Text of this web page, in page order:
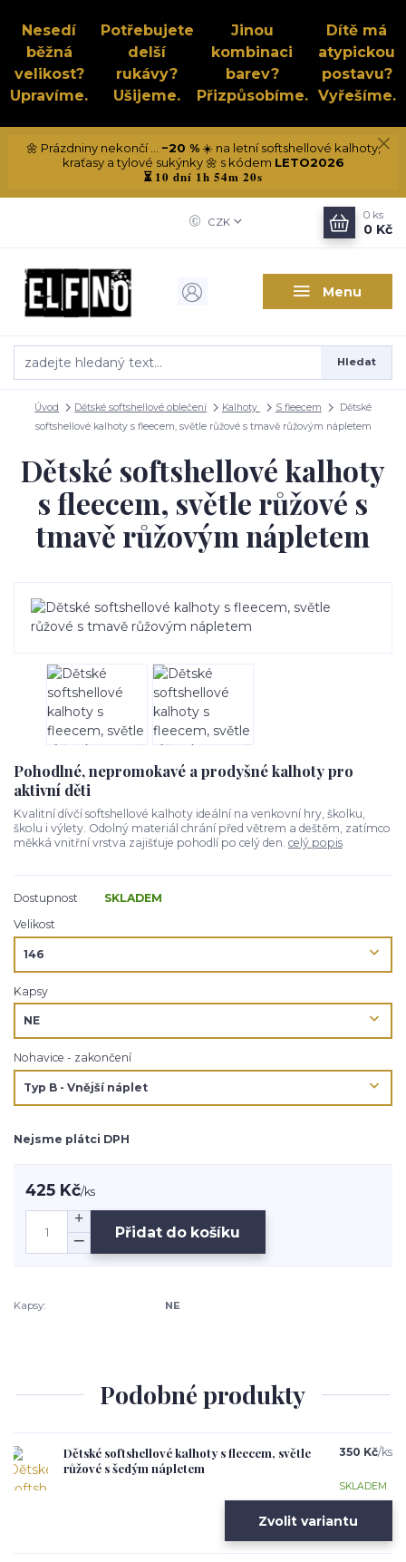
Nesedí
běžná
velikost?
Upravíme.
Potřebujete
delší
rukávy?
Ušijeme.
Jinou
kombinaci
barev?
Přizpůsobíme.
Dítě má
atypickou
postavu?
Vyřešíme.
🌼 Prázdniny nekončí ... −20 %☀️ na letní softshellové kalhoty,
kraťasy a tylové sukýnky 🌼 s kódem LETO2026
⏳ 10 dní 1h 54m 20s
Menu
CZK
Hledat
0 ks
0 Kč
Úvod Dětské softshellové oblečení Kalhoty S fleecem
Dětské
softshellové kalhoty s fleecem, světle růžové s tmavě růžovým nápletem
Dětské softshellové kalhoty
s fleecem, světle růžové s
tmavě růžovým nápletem
Pohodlné, nepromokavé a prodyšné kalhoty pro
aktivní děti
Kvalitní dívčí softshellové kalhoty ideální na venkovní hry, školku,
školu i výlety. Odolný materiál chrání před větrem a deštěm, zatímco
měkká vnitřní vrstva zajišťuje pohodlí po celý den. celý popis
Dostupnost
SKLADEM
Velikost
Kapsy
Nohavice - zakončení
Nejsme plátci DPH
425 Kč/ks
Přidat do košíku
Kapsy: NE
Podobné produkty
Dětské softshellové kalhoty s fleecem, světle
růžové s šedým nápletem
350 Kč/ks
SKLADEM
Zvolit variantu